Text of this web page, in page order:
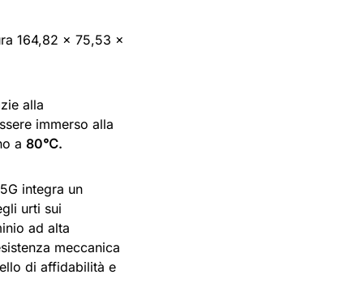
164,82 x 75,53 x
alla
immerso alla
a 80℃.
integra un
urti sui
ad alta
meccanica
di affidabilità e